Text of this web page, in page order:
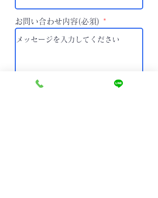
お問い合わせ内容(必須)